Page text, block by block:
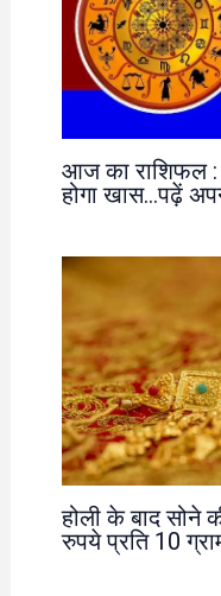
आज का राशिफल
होगा खास…पढ़ें
होली के बाद सोने
रुपये प्रति 10